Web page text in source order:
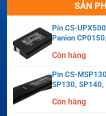
SẢN
Pin CS-
Panion
Còn hàng
Pin CS-
SP130, SP140,
Còn hàng